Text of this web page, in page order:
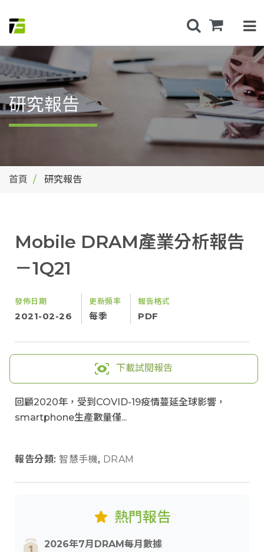
研究報告
首頁 研究報告
Mobile DRAM產業分析報告
－1Q21
發佈日期
2021-02-26
更新頻率
每季
報告格式
PDF
下載試閱報告
回顧2020年，受到COVID-19疫情蔓延全球影響，
smartphone生產數量僅...
報告分類: 智慧手機, DRAM
熱門報告
2026年7月DRAM每月數據